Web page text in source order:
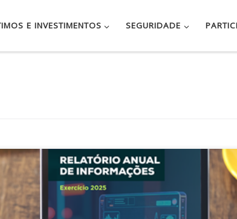
E INVESTIMENTOS SEGURIDADE